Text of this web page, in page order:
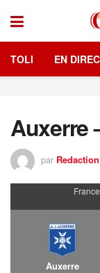
TOLI EN
Auxerre
par
Auxerre